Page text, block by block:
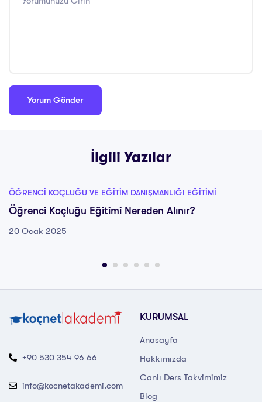
İlgili Yazılar
ÖĞRENCI KOÇLUĞU VE EĞITIM DANIŞMANLIĞI EĞITIMI
Öğrenci Koçluğu Eğitimi Nereden Alınır?
20 Ocak 2025
+90 530 354 96 66
info@kocnetakademi.com
KURUMSAL
Anasayfa
Hakkımızda
Canlı Ders Takvimimiz
Blog